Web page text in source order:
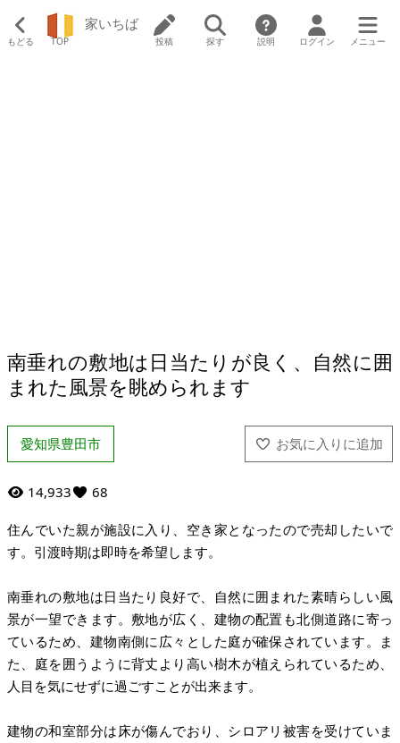
もどる TOP
家いちば
投稿 探す 説明 ログイン メニュー
南垂れの敷地は日当たりが良く、自然に囲
まれた風景を眺められます
愛知県豊田市
14,933 68
住んでいた親が施設に入り、空き家となったので売却したいで
す。引渡時期は即時を希望します。
南垂れの敷地は日当たり良好で、自然に囲まれた素晴らしい風
景が一望できます。敷地が広く、建物の配置も北側道路に寄っ
ているため、建物南側に広々とした庭が確保されています。ま
た、庭を囲うように背丈より高い樹木が植えられているため、
人目を気にせずに過ごすことが出来ます。
建物の和室部分は床が傷んでおり、シロアリ被害を受けていま